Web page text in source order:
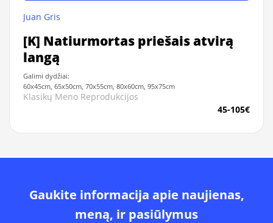
Juan Gris
[K] Natiurmortas priešais atvirą
langą
Galimi dydžiai:
60x45cm, 65x50cm, 70x55cm, 80x60cm, 95x75cm
Klasikų Meno Reprodukcijos
45-105€
Gaukite informacija apie naujienas,
meną, ir pasiūlymus